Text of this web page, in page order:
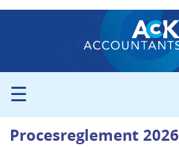
☰
ORGANISATIE
PROCEDURE
Procesreglement 2026